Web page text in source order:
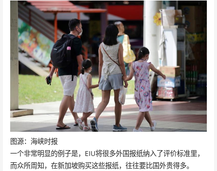
图源：海峡时报
一个非常明显的例子是，EIU将很多外国报纸纳入了评价标准里，
而众所周知，在新加坡购买这些报纸，往往要比国外贵得多。